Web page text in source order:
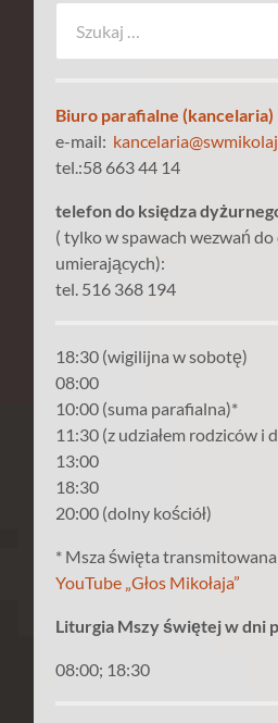
Biuro parafialne (kancelaria)
e-mail:
tel.:58 663 44 14
telefon do księdza
( tylko w spawach wezwań do
umierających):
tel. 516 368 194
18:30 (wigilijna w sobotę)
08:00
10:00 (suma parafialna)*
11:30 (z udziałem rodziców i
13:00
18:30
20:00 (dolny kościół)
* Msza święta
YouTube „Głos Mikołaja”
Liturgia Mszy świętej w dni
08:00; 18:30